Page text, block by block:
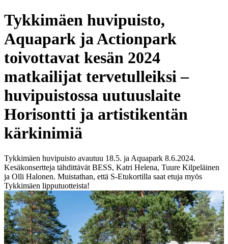
Tykkimäen huvipuisto,
Aquapark ja Actionpark
toivottavat kesän 2024
matkailijat tervetulleiksi –
huvipuistossa uutuuslaite
Horisontti ja artistikentän
kärkinimiä
Tykkimäen huvipuisto avautuu 18.5. ja Aquapark 8.6.2024.
Kesäkonsertteja tähdittävät BESS, Katri Helena, Tuure Kilpeläinen
ja Olli Halonen. Muistathan, että S-Etukortilla saat etuja myös
Tykkimäen lipputuotteista!